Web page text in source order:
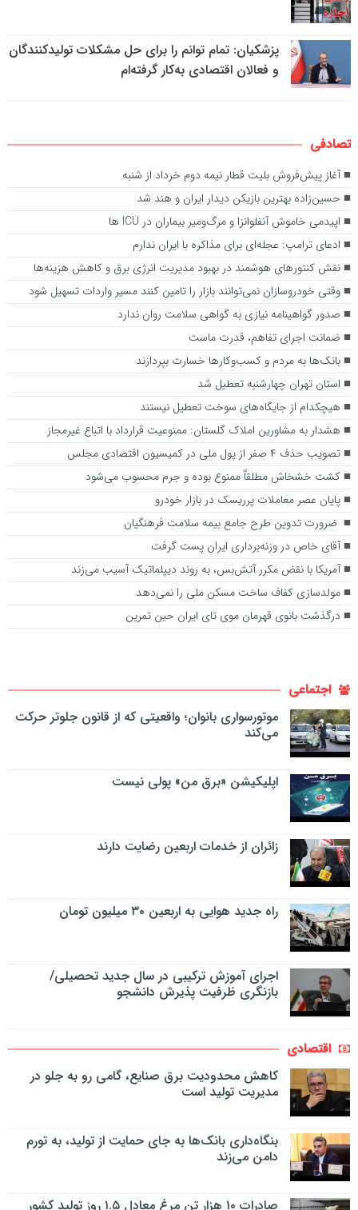
پزشکیان: تمام توانم را برای حل مشکلات تولیدکنندگان
و فعالان اقتصادی به‌کار گرفته‌ام
تصادفی
آغاز پیش‌فروش بلیت‌ قطار نیمه دوم خرداد از شنبه
حسین‌زاده بهترین بازیکن دیدار ایران و هند شد
اپیدمی خاموش آنفلوانزا و مرگ‌ومیر بیماران در ICU‌ ها
ادعای ترامپ: عجله‌ای برای مذاکره با ایران ندارم
نقش کنتور‌های هوشمند در بهبود مدیریت انرژی برق و کاهش هزینه‌ها
وقتی خودروسازان نمی‌توانند بازار را تامین کنند مسیر واردات تسهیل شود
صدور گواهینامه نیازی به گواهی سلامت روان ندارد
ضمانت اجرای تفاهم، قدرت ماست
بانک‌ها به مردم و کسب‌وکارها خسارت بپردازند
استان تهران چهارشنبه تعطیل شد
هیچکدام از جایگاه‌های سوخت تعطیل نیستند
هشدار به مشاورین املاک گلستان: ممنوعیت قرارداد با اتباع غیرمجاز
تصویب حذف ۴ صفر از پول ملی در کمیسیون اقتصادی مجلس
کشت خشخاش مطلقاً ممنوع بوده و جرم محسوب می‌شود
پایان عصر معاملات پرریسک در بازار خودرو
ضرورت تدوین طرح جامع بیمه سلامت فرهنگیان
آقای خاص در وزنه‌برداری ایران پست گرفت
آمریکا با نقض مکرر آتش‌بس، به روند دیپلماتیک آسیب می‌زند
مولدسازی کفاف ساخت مسکن ملی را نمی‌دهد
درگذشت بانوی قهرمان موی تای ایران حین تمرین
اجتماعی
موتورسواری بانوان؛ واقعیتی که از قانون جلوتر حرکت
می‌کند
اپلیکیشن «برق من» پولی نیست
زائران از خدمات اربعین رضایت دارند
راه جدید هوایی به اربعین ۳۰ میلیون تومان
اجرای آموزش ترکیبی در سال جدید تحصیلی/
بازنگری ظرفیت پذیرش دانشجو
اقتصادی
کاهش محدودیت برق صنایع، گامی رو به جلو در
مدیریت تولید است
بنگاه‌داری بانک‌ها به جای حمایت از تولید، به تورم
دامن می‌زند
صادرات ۱۰ هزار تن مرغ معادل ۱.۵ روز تولید کشور